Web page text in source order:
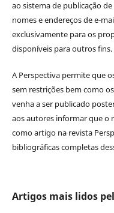
ao sistema de publicação
nomes e endereços de e-
exclusivamente para os
disponíveis para outros fins.
A Perspectiva permite que
sem restrições bem como
venha a ser publicado
aos autores informar que o
como artigo na revista
bibliográficas completas
Artigos mais lidos